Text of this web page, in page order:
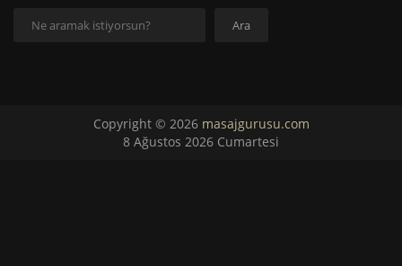
Ara
Copyright © 2026 masajgurusu.com
8 Ağustos 2026 Cumartesi